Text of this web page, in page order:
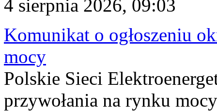
4 sierpnia 2026, 09:03
Komunikat o ogłoszeniu
mocy
Polskie Sieci
przywołania na rynku